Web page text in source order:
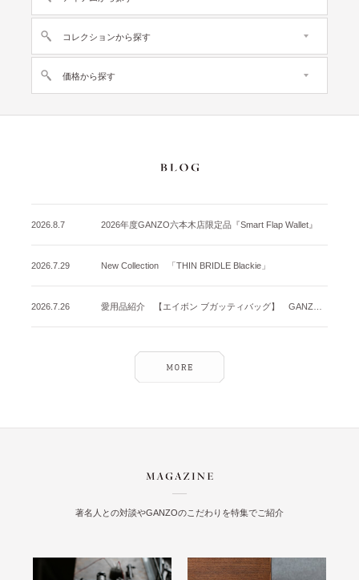
コレクションから探す
価格から探す
2026.8.7 2026年度GANZO六本木店限定品『Smart Flap Wallet』
2026.7.29 New Collection 「THIN BRIDLE Blackie」
2026.7.26
著名人との対談やGANZOのこだわりを特集でご紹介